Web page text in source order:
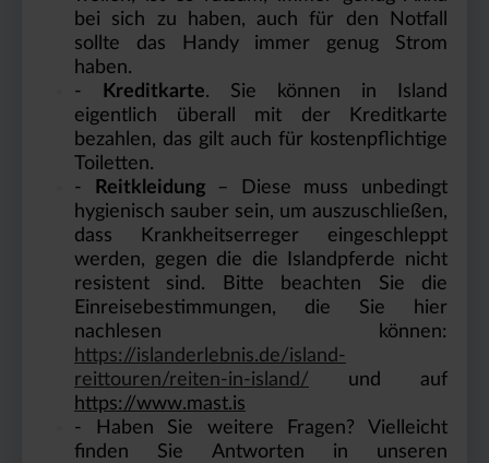
bei sich zu haben, auch für den Notfall
sollte das Handy immer genug Strom
haben.
-
Kreditkarte. Sie können in Island
eigentlich überall mit der Kreditkarte
bezahlen, das gilt auch für kostenpflichtige
Toiletten.
-
Reitkleidung – Diese muss unbedingt
hygienisch sauber sein, um auszuschließen,
dass Krankheitserreger eingeschleppt
werden, gegen die die Islandpferde nicht
resistent sind. Bitte beachten Sie die
Einreisebestimmungen, die Sie hier
nachlesen können:
https://islanderlebnis.de/island-
reittouren/reiten-in-island/
und auf
https://www.mast.is
- Haben Sie weitere Fragen? Vielleicht
finden Sie Antworten in unseren